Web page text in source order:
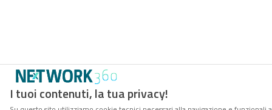
I tuoi contenuti, la tua privacy!